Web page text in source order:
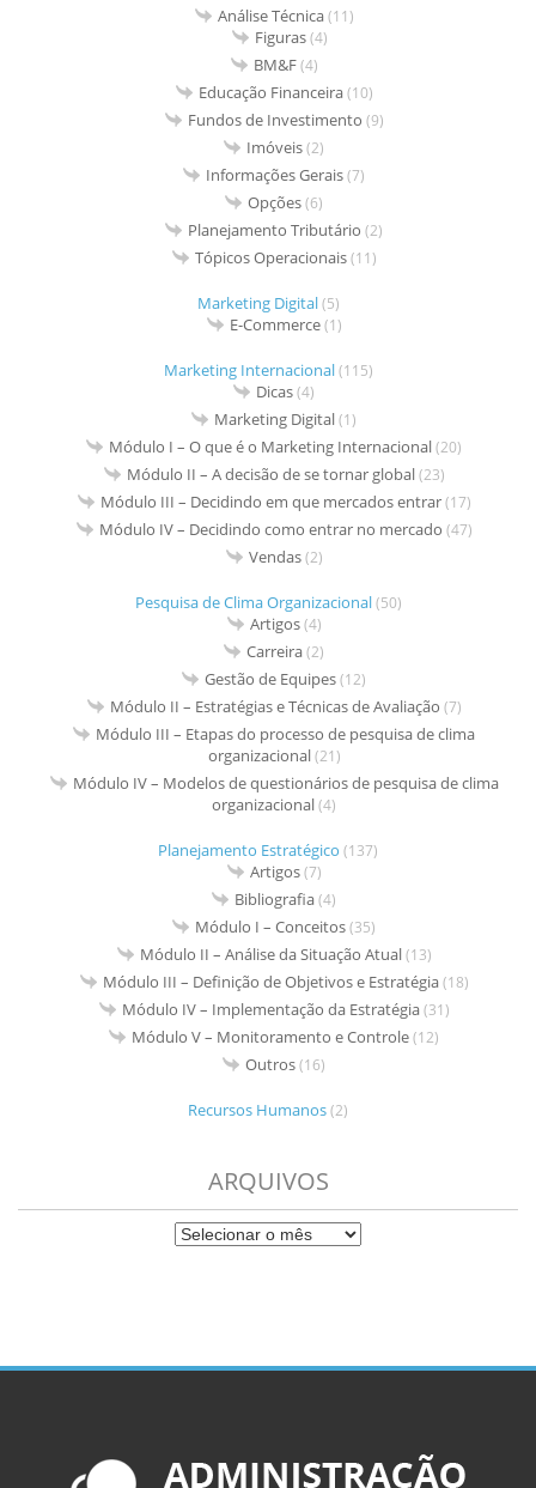
Análise Técnica(11)
Figuras(4)
BM&F(4)
Educação Financeira(10)
Fundos de Investimento (9)
Imóveis(2)
Informações Gerais(7)
Opções(6)
Planejamento Tributário (2)
Tópicos Operacionais(11)
Marketing Digital(5)
E-Commerce(1)
Marketing Internacional(115)
Dicas(4)
Marketing Digital(1)
Módulo I – O que é o Marketing Internacional(20)
Módulo II – A decisão de se tornar global(23)
Módulo III – Decidindo em que mercados entrar(17)
Módulo IV – Decidindo como entrar no mercado (47)
Vendas(2)
Pesquisa de Clima Organizacional(50)
Artigos(4)
Carreira(2)
Gestão de Equipes(12)
Módulo II – Estratégias e Técnicas de Avaliação (7)
Módulo III – Etapas do processo de pesquisa de clima
organizacional(21)
Módulo IV – Modelos de questionários de pesquisa de clima
organizacional(4)
Planejamento Estratégico (137)
Artigos(7)
Bibliografia(4)
Módulo I – Conceitos(35)
Módulo II – Análise da Situação Atual(13)
Módulo III – Definição de Objetivos e Estratégia(18)
Módulo IV – Implementação da Estratégia(31)
Módulo V – Monitoramento e Controle(12)
Outros(16)
Recursos Humanos(2)
ARQUIVOS